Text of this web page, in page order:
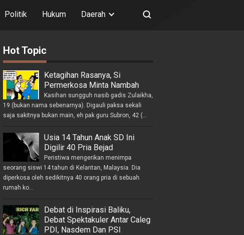
Politik Hukum Daerah
Hot Topic
Ketagihan Rasanya, Si
Permerkosa Minta Nambah
Kasihan sungguh nasib gadis Zulaikha,
19 (bukan nama sebenarnya). Digauli paksa sekali
saja sakitnya bukan main, eh pak guru Subron, 42 (...
Usia 14 Tahun Anak SD Ini
Digilir 40 Pria Bejad
Peristiwa mengerikan menimpa
seorang siswi 14 tahun di Kelantan, Malaysia. Dia
diperkosa oleh sedikitnya 40 orang pria di sebuah
rumah ko...
Debat di Inspirasi Baliku,
Debat Spektakuler Antar Caleg
PDI, Nasdem Dan PSI